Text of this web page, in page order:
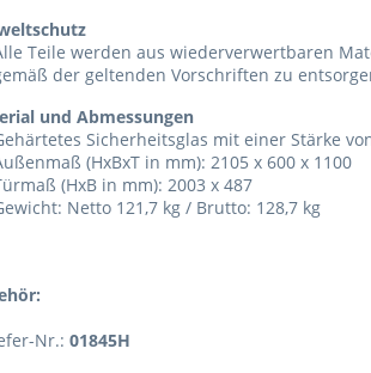
Teile werden aus wiederverwertbaren
der geltenden Vorschriften zu
und Abmessungen
Sicherheitsglas mit einer Stärke
(HxBxT in mm): 2105 x 600 x 1100
(HxB in mm): 2003 x 487
Netto 121,7 kg / Brutto: 128,7 kg
Nr.: 01845H